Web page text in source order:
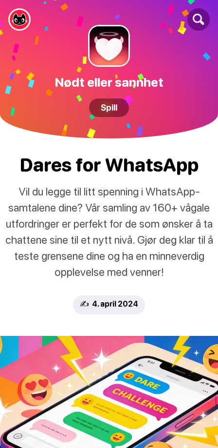
Nødt eller sannhet
Spill
Dares for WhatsApp
Vil du legge til litt spenning i WhatsApp-
samtalene dine? Vår samling av 160+ vågale
utfordringer er perfekt for de som ønsker å ta
chattene sine til et nytt nivå. Gjør deg klar til å
teste grensene dine og ha en minneverdig
opplevelse med venner!
✍️ 4. april 2024